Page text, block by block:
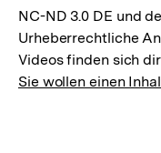
NC-ND 3.0 DE und
Urheberrechtliche
Videos finden sich
Sie wollen einen